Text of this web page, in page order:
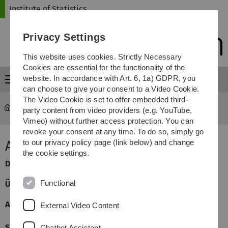
Skip
Skip
Skip
Skip
Institute of Statistics
Menu
Statistics ... Angewandte Statistik
Angewandte Statistik
Dozent
Übungsleiterin:Regina Stegherr
Allgemeine Informationen:
Privacy Settings
This website uses cookies. Strictly Necessary
Cookies are essential for the functionality of the
website. In accordance with Art. 6, 1a) GDPR, you
can choose to give your consent to a Video Cookie.
The Video Cookie is set to offer embedded third-
party content from video providers (e.g. YouTube,
Vimeo) without further access protection. You can
revoke your consent at any time. To do so, simply go
to our privacy policy page (link below) and change
the cookie settings.
Functional
External Video Content